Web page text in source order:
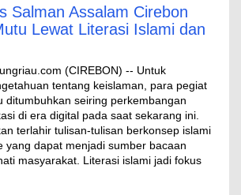
Salman Assalam Cirebon
Lewat Literasi Islami dan
(CIREBON) -- Untuk
tentang keislaman, para pegiat
ditumbuhkan seiring perkembangan
di era digital pada saat sekarang ini.
terlahir tulisan-tulisan berkonsep islami
yang dapat menjadi sumber bacaan
masyarakat. Literasi islami jadi fokus